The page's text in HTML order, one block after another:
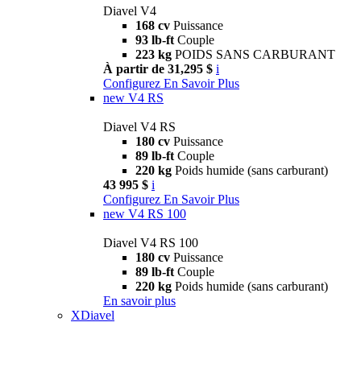
Diavel V4
168 cv Puissance
93 lb-ft Couple
223 kg POIDS SANS CARBURANT
À partir de 31,295 $ i
Configurez En Savoir Plus
new V4 RS
Diavel V4 RS
180 cv Puissance
89 lb-ft Couple
220 kg Poids humide (sans carburant)
43 995 $ i
Configurez En Savoir Plus
new V4 RS 100
Diavel V4 RS 100
180 cv Puissance
89 lb-ft Couple
220 kg Poids humide (sans carburant)
En savoir plus
XDiavel